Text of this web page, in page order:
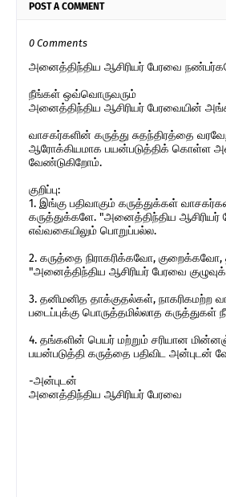
POST A COMMENT
0 Comments
அனைத்திந்திய ஆசிரியர் பேரவை
நீங்கள் ஒவ்வொருவரும்
அனைத்திந்திய ஆசிரியர் பேரவையின்
வாசகர்களின் கருத்து சுதந்திரத்தை
ஆரோக்கியமாக பயன்படுத்திக் கொள்ள
வேண்டுகிறோம்.
குறிப்பு:
1. இங்கு பதிவாகும் கருத்துக்கள்
கருத்துக்களே. "அனைத்திந்திய ஆசிரியர்
எவ்வகையிலும் பொறுப்பல்ல.
2. கருத்தை நிராகரிக்கவோ,
"அனைத்திந்திய ஆசிரியர் பேரவை
3. தனிமனித தாக்குதல்கள், நாகரிகமற்ற
படைப்புக்கு பொருத்தமில்லாத கருத்துகள்
4. தங்களின் பெயர் மற்றும் சரியான
பயன்படுத்தி கருத்தை பதிவிட அன்புடன்
-அன்புடன்
அனைத்திந்திய ஆசிரியர் பேரவை